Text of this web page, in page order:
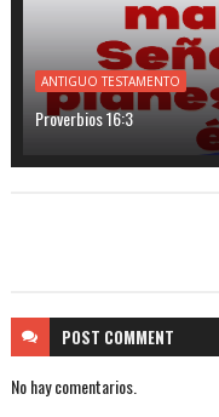
ANTIGUO TESTAMENTO
Proverbios 16:3
POST COMMENT
No hay comentarios.